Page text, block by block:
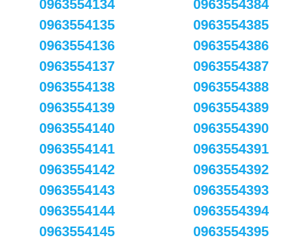
0963554134
0963554135
0963554136
0963554137
0963554138
0963554139
0963554140
0963554141
0963554142
0963554143
0963554144
0963554145
0963554384
0963554385
0963554386
0963554387
0963554388
0963554389
0963554390
0963554391
0963554392
0963554393
0963554394
0963554395